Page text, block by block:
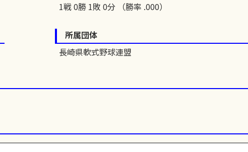
1戦 0勝 1敗 0分 （勝率 .000）
所属団体
長崎県軟式野球連盟